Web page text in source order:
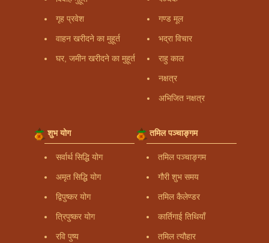
गृह प्रवेश
वाहन खरीदने का मुहूर्त
घर, जमीन खरीदने का मुहूर्त
गण्ड मूल
भद्रा विचार
राहु काल
नक्षत्र
अभिजित नक्षत्र
शुभ योग
सर्वार्थ सिद्धि योग
अमृत सिद्धि योग
द्विपुष्कर योग
त्रिपुष्कर योग
रवि पुष्य
तमिल पञ्चाङ्गम
तमिल पञ्चाङ्गम
गौरी शुभ समय
तमिल कैलेण्डर
कार्तिगाई तिथियाँ
तमिल त्यौहार